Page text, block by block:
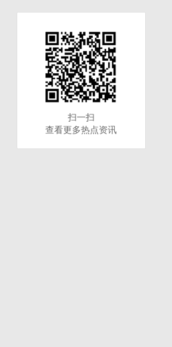
扫一扫
查看更多热点资讯
扫一扫
查看更多热点资讯